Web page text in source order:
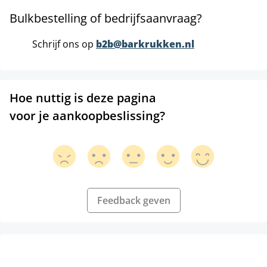
Bulkbestelling of bedrijfsaanvraag?
Schrijf ons op b2b@barkrukken.nl
Hoe nuttig is deze pagina
voor je aankoopbeslissing?
Feedback geven